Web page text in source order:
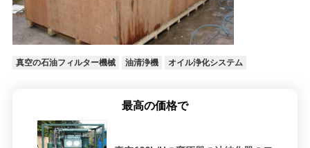
真空の石油フィルター機械 油清浄機 オイル浄化システム
最高の価格で